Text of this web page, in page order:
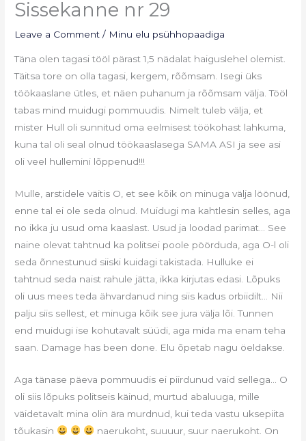
Sissekanne nr 29
Leave a Comment / Minu elu psühhopaadiga
Täna olen tagasi tööl pärast 1,5 nädalat haiguslehel olemist.
Täitsa tore on olla tagasi, kergem, rõõmsam. Isegi üks
töökaaslane ütles, et näen puhanum ja rõõmsam välja. Tööl
tabas mind muidugi pommuudis. Nimelt tuleb välja, et
mister Hull oli sunnitud oma eelmisest töökohast lahkuma,
kuna tal oli seal olnud töökaaslasega SAMA ASI ja see asi
oli veel hullemini lõppenud!!!
Mulle, arstidele väitis O, et see kõik on minuga välja löönud,
enne tal ei ole seda olnud. Muidugi ma kahtlesin selles, aga
no ikka ju usud oma kaaslast. Usud ja loodad parimat… See
naine olevat tahtnud ka politsei poole pöörduda, aga O-l oli
seda õnnestunud siiski kuidagi takistada. Hulluke ei
tahtnud seda naist rahule jätta, ikka kirjutas edasi. Lõpuks
oli uus mees teda ähvardanud ning siis kadus orbiidilt… Nii
palju siis sellest, et minuga kõik see jura välja lõi. Tunnen
end muidugi ise kohutavalt süüdi, aga mida ma enam teha
saan. Damage has been done. Elu õpetab nagu öeldakse.
Aga tänase päeva pommuudis ei piirdunud vaid sellega… O
oli siis lõpuks politseis käinud, murtud abaluuga, mille
väidetavalt mina olin ära murdnud, kui teda vastu uksepiita
tõukasin
naerukoht, suuuur, suur naerukoht. On